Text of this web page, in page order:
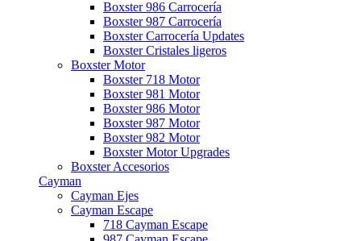
Boxster 986 Carrocería
Boxster 987 Carrocería
Boxster Carrocería Updates
Boxster Cristales ligeros
Boxster Motor
Boxster 718 Motor
Boxster 981 Motor
Boxster 986 Motor
Boxster 987 Motor
Boxster 982 Motor
Boxster Motor Upgrades
Boxster Accesorios
Cayman
Cayman Ejes
Cayman Escape
718 Cayman Escape